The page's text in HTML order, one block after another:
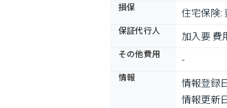
損保 住宅保険:
保証代行人 加入要 費
その他費用 -
情報 情報登録
情報更新